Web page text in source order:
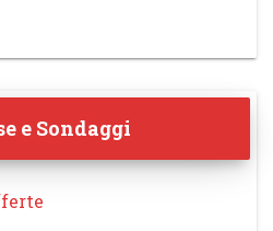
e Sondaggi